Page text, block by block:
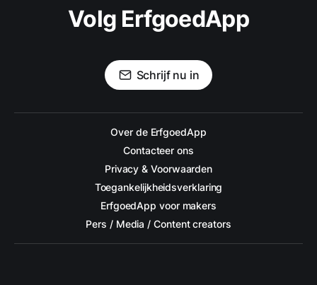
Volg ErfgoedApp
Schrijf nu in
Over de ErfgoedApp
Contacteer ons
Privacy & Voorwaarden
Toegankelijkheidsverklaring
ErfgoedApp voor makers
Pers / Media / Content creators